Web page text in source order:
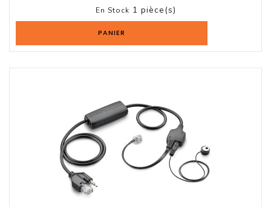
En Stock 1 pièce(s)
PANIER